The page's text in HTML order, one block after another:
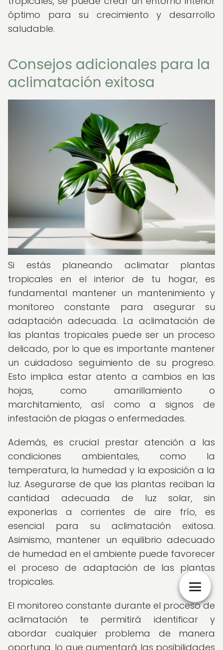
óptimo para su crecimiento y desarrollo
saludable.
Consejos adicionales para la
aclimatación exitosa
Si estás planeando aclimatar plantas
tropicales en el interior de tu hogar, es
fundamental mantener un mantenimiento y
monitoreo constante para asegurar su
adaptación adecuada. La aclimatación de
las plantas tropicales puede ser un proceso
delicado, por lo que es importante mantener
un cuidadoso seguimiento de su progreso.
Esto implica estar atento a cambios en las
hojas, como amarillamiento o
marchitamiento, así como a signos de
infestación de plagas o enfermedades.
Además, es crucial prestar atención a las
condiciones ambientales, como la
temperatura, la humedad y la exposición a la
luz. Asegurarse de que las plantas reciban la
cantidad adecuada de luz solar, sin
exponerlas a corrientes de aire frío, es
esencial para su aclimatación exitosa.
Asimismo, mantener un equilibrio adecuado
de humedad en el ambiente puede favorecer
el proceso de adaptación de las plantas
tropicales.
El monitoreo constante durante el proceso de
aclimatación te permitirá identificar y
abordar cualquier problema de manera
oportuna, lo que aumentará las posibilidades